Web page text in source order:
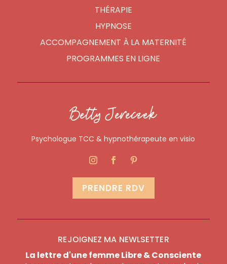
THÉRAPIE
HYPNOSE
ACCOMPAGNEMENT À LA MATERNITÉ
PROGRAMMES EN LIGNE
Betty Jereczek
Psychologue TCC & hypnothérapeute en visio
PRENDRE RDV
REJOIGNEZ MA NEWLSETTER
La lettre d'une femme Libre & Consciente